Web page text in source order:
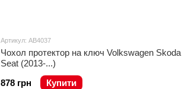
Артикул: AB4037
Чохол протектор на ключ Volkswagen Skoda
Seat (2013-...)
878 грн
Купити